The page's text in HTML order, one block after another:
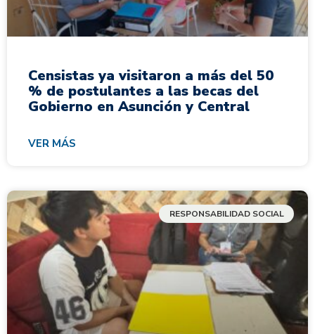
Censistas ya visitaron a más del 50
% de postulantes a las becas del
Gobierno en Asunción y Central
VER MÁS
RESPONSABILIDAD SOCIAL